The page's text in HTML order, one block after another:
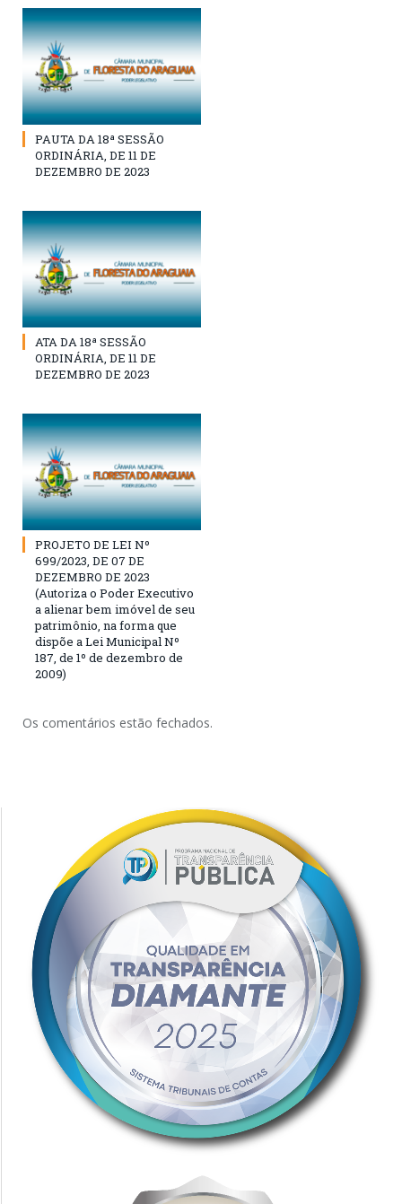
PAUTA DA 18ª SESSÃO
ORDINÁRIA, DE 11 DE
DEZEMBRO DE 2023
ATA DA 18ª SESSÃO
ORDINÁRIA, DE 11 DE
DEZEMBRO DE 2023
PROJETO DE LEI Nº
699/2023, DE 07 DE
DEZEMBRO DE 2023
(Autoriza o Poder Executivo
a alienar bem imóvel de seu
patrimônio, na forma que
dispõe a Lei Municipal Nº
187, de 1º de dezembro de
2009)
Os comentários estão fechados.